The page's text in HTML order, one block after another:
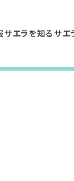
サエラを知るサエ